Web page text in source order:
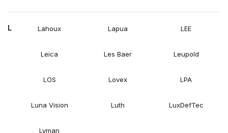
L Lahoux Lapua LEE
Leica Les Baer Leupold
LOS Lovex LPA
Luna Vision Luth LuxDefTec
Lyman